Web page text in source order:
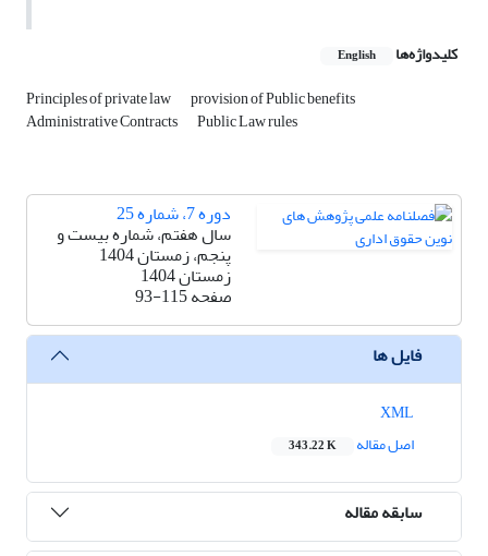
کلیدواژه‌ها English
Principles of private law provision of Public benefits
Administrative Contracts Public Law rules
دوره 7، شماره 25
سال هفتم، شماره بیست و
پنجم، زمستان 1404
زمستان 1404
صفحه93-115
فایل ها
اصل مقاله
343.22 K
سابقه مقاله